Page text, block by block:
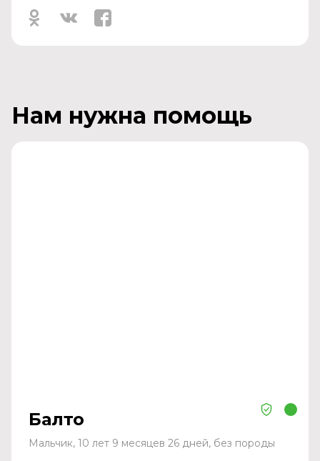
Нам нужна помощь
Балто
Мальчик, 10 лет 9 месяцев 26 дней, без породы